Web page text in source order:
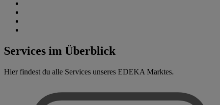
Services im Überblick
Hier findest du alle Services unseres EDEKA Marktes.